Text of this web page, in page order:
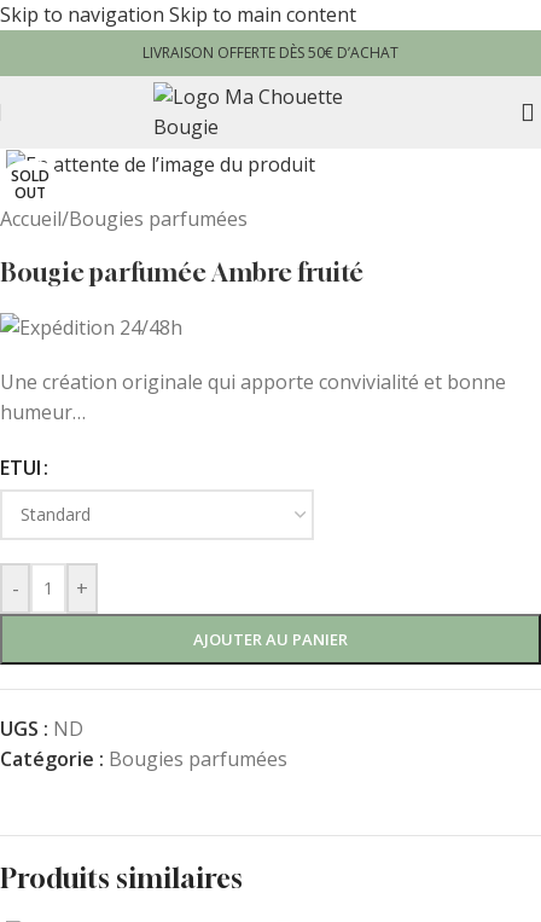
Skip to navigation Skip to main content
LIVRAISON OFFERTE DÈS 50€ D’ACHAT
SOLD
OUT
Accueil/Bougies parfumées
Bougie parfumée Ambre fruité
Une création originale qui apporte convivialité et bonne
humeur…
ETUI
- +
AJOUTER AU PANIER
UGS : ND
Catégorie : Bougies parfumées
Produits similaires